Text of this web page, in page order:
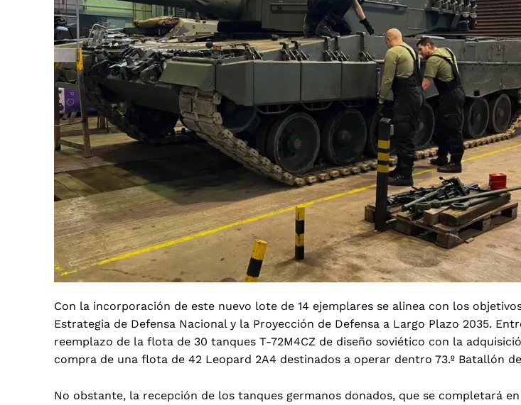
Con la incorporación de este nuevo lote de 14 ejemplares se alinea con los
Estrategia de Defensa Nacional y la Proyección de Defensa a Largo Plazo 2035.
reemplazo de la flota de 30 tanques T-72M4CZ de diseño soviético con la
compra de una flota de 42 Leopard 2A4 destinados a operar dentro 73.º Batallón
No obstante, la recepción de los tanques germanos donados, que se completará